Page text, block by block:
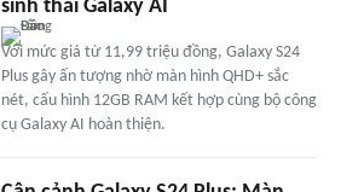
sinh thái Galaxy AI
Với mức giá từ 11,99 triệu đồng, Galaxy S24
Plus gây ấn tượng nhờ màn hình QHD+ sắc
nét, cấu hình 12GB RAM kết hợp cùng bộ công
cụ Galaxy AI hoàn thiện.